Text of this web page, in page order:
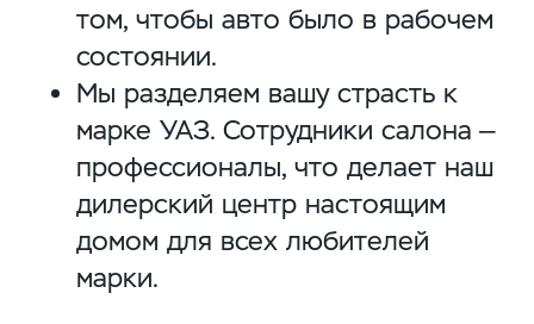
том, чтобы авто было в рабочем
состоянии.
Мы разделяем вашу страсть к
марке УАЗ. Сотрудники салона —
профессионалы, что делает наш
дилерский центр настоящим
домом для всех любителей
марки.